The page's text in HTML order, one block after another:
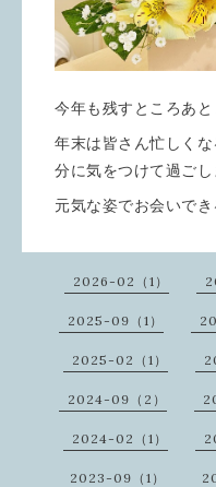
今年も残すところあ
年末は皆さん忙しく
分に気をつけて過ご
元気な姿でお会いで
2026-02（1）
2025-09（1）
2025-02（1）
2024-09（2）
2024-02（1）
2023-09（1）